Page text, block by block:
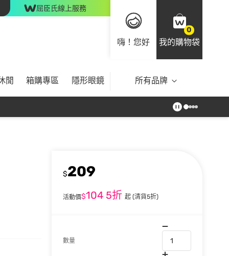
屈臣氏線上服務
嗨！您好
0
我的購物袋
閒 箱購專區 隱形眼鏡 所有品牌
$209
活動價$104 5折 起 (清貨5折)
數量